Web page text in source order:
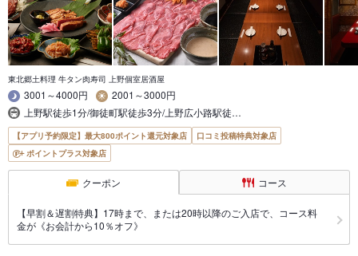
東北郷土料理 牛タン肉寿司 上野個室居酒屋
3001～4000円
2001～3000円
上野駅徒歩1分/御徒町駅徒歩3分/上野広小路駅徒…
【アプリ予約限定】最大800ポイント還元対象店
口コミ投稿特典対象店
ポイントプラス対象店
クーポン コース
【早割＆遅割特典】17時まで、または20時以降のご入店で、コース料
金が《お会計から10％オフ》